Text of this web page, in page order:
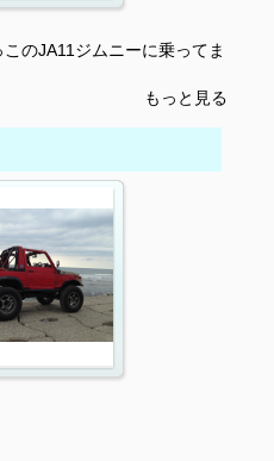
のJA11ジムニーに乗ってま
もっと見る